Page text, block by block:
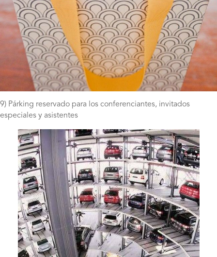
9) Párking reservado para los conferenciantes, invitados
especiales y asistentes